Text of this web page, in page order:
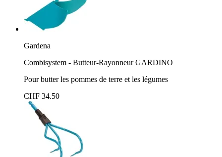
Gardena
Combisystem - Butteur-Rayonneur GARDINO
Pour butter les pommes de terre et les légumes
CHF 34.50